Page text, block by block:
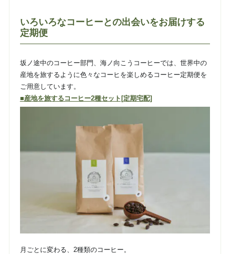
いろいろなコーヒーとの出会いをお届けする
定期便
坂ノ途中のコーヒー部門、海ノ向こうコーヒーでは、世界中の
産地を旅するように色々なコーヒを楽しめるコーヒー定期便を
ご用意しています。
■産地を旅するコーヒー2種セット[定期宅配]
月ごとに変わる、2種類のコーヒー。